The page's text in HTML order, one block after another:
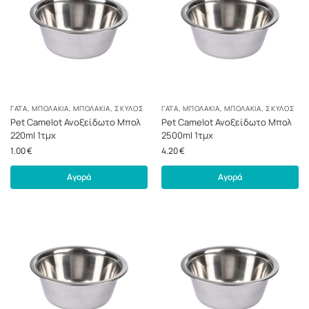
ΓΆΤΑ,ΜΠΟΛΆΚΙΑ,ΜΠΟΛΆΚΙΑ,ΣΚΎΛΟΣ
Pet Camelot Ανοξείδωτο Μπολ
220ml 1τμχ
1.00€
Αγορά
ΓΆΤΑ,ΜΠΟΛΆΚΙΑ,ΜΠΟΛΆΚΙΑ,ΣΚΎΛΟΣ
Pet Camelot Ανοξείδωτο Μπολ
2500ml 1τμχ
4.20€
Αγορά